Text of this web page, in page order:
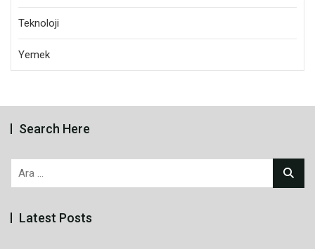
Teknoloji
Yemek
Search Here
Arama:
Latest Posts